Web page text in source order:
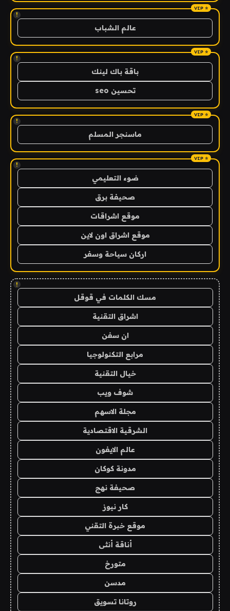
!
عالم الشباب
!
باقة باك لينك
تحسين seo
!
ماسنجر المسلم
!
ضوء التعليمي
صحيفة برق
موقع اشراقات
موقع اشراق اون لاين
اركان سياحة وسفر
!
مسك الكلمات في قوقل
اشراق التقنية
ان سفن
مرابع التكنولوجيا
خيال التقنية
شوف ويب
مجلة الاسهم
الشرقية الاقتصادية
عالم الايفون
مدونة كوكان
صحيفة نهج
كار نيوز
موقع خبرة التقني
أناقة أنثى
متورخ
مدسن
روتانا تسويق